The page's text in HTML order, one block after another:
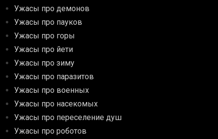
Ужасы про демонов
Ужасы про пауков
Ужасы про горы
Ужасы про йети
Ужасы про зиму
Ужасы про паразитов
Ужасы про военных
Ужасы про насекомых
Ужасы про переселение душ
Ужасы про роботов